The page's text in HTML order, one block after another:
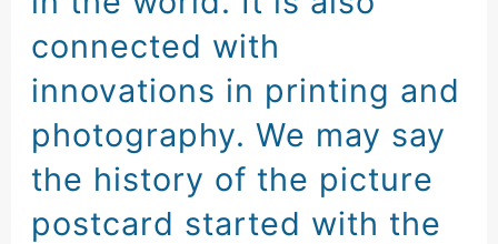
connected with
innovations in printing and
photography. We may say
the history of the picture
postcard started with the